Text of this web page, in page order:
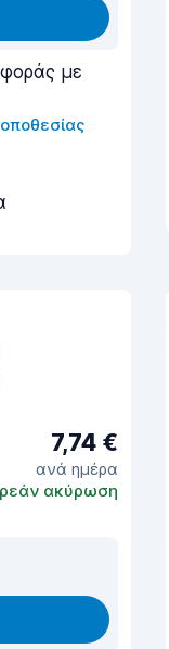
με
7,74 €
ανά ημέρα
ακύρωση